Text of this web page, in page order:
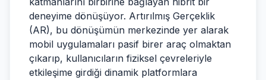
deneyime dönüşüyor. Artırılmış Gerçeklik
(AR), bu dönüşümün merkezinde yer alarak
mobil uygulamaları pasif birer araç olmaktan
çıkarıp, kullanıcıların fiziksel çevreleriyle
etkileşime girdiği dinamik platformlara